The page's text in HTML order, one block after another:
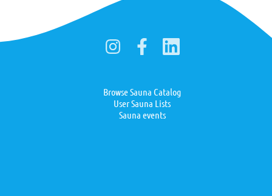
Browse Sauna Catalog
User Sauna Lists
Sauna events